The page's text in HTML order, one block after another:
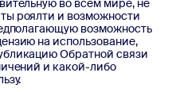
во всем мире, не
роялти и возможности
возможность
на использование,
Обратной связи
и какой-либо